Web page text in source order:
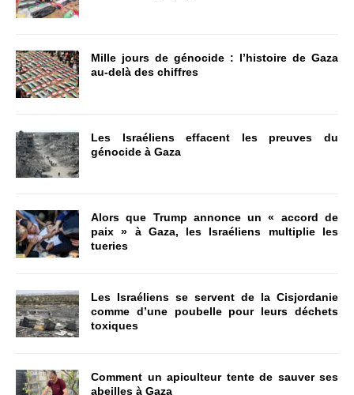
Mille jours de génocide : l’histoire de Gaza
au-delà des chiffres
Les Israéliens effacent les preuves du
génocide à Gaza
Alors que Trump annonce un « accord de
paix » à Gaza, les Israéliens multiplie les
tueries
Les Israéliens se servent de la Cisjordanie
comme d’une poubelle pour leurs déchets
toxiques
Comment un apiculteur tente de sauver ses
abeilles à Gaza